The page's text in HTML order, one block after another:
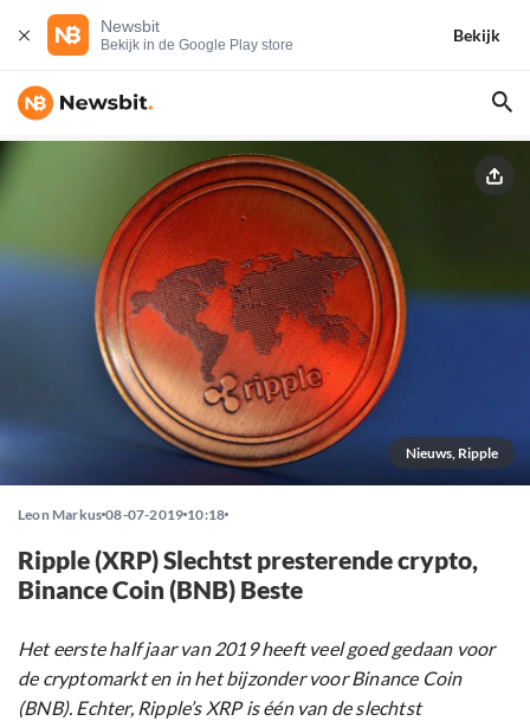
Newsbit
Bekijk in de Google Play store
Bekijk
Nieuws, Ripple
Leon Markus 08-07-2019 10:18
Ripple (XRP) Slechtst presterende crypto,
Binance Coin (BNB) Beste
Het eerste half jaar van 2019 heeft veel goed gedaan voor
de cryptomarkt en in het bijzonder voor Binance Coin
(BNB). Echter, Ripple’s XRP is één van de slechtst